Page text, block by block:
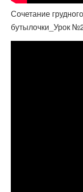
Сочетание
бутылочки_Урок